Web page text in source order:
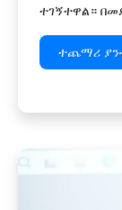
ተገኝተዋል።
ተጨማሪ